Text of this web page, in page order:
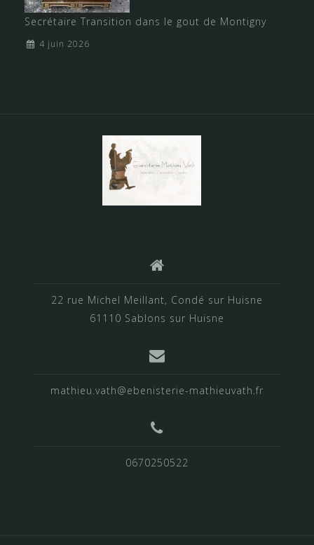
Secrétaire Transition dans le gout de Montigny
4 juin 2026
22 rue Michel Meillant, Condé sur Huisne
61110 Sablons sur Huisne
mathieu.vath@ebenisterie-mathieuvath.fr
0670250522